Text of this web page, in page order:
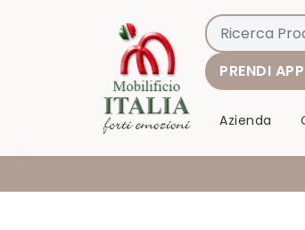
PRENDI
Azienda